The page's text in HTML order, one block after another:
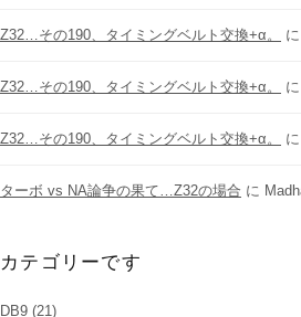
Z32…その190、タイミングベルト交換+α。 に
Z32…その190、タイミングベルト交換+α。 に
Z32…その190、タイミングベルト交換+α。 に
ターボ vs NA論争の果て…Z32の場合 に
カテゴリーです
DB9 (21)